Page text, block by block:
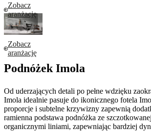
Zobacz
aranżację
Zobacz
aranżację
Podnóżek Imola
Od uderzających detali po pełne wdzięku
Imola idealnie pasuje do ikonicznego fotela
proporcje i subtelne krzywizny zapewnią
ramienna podstawa podnóżka ze
organicznymi liniami, zapewniając bardziej